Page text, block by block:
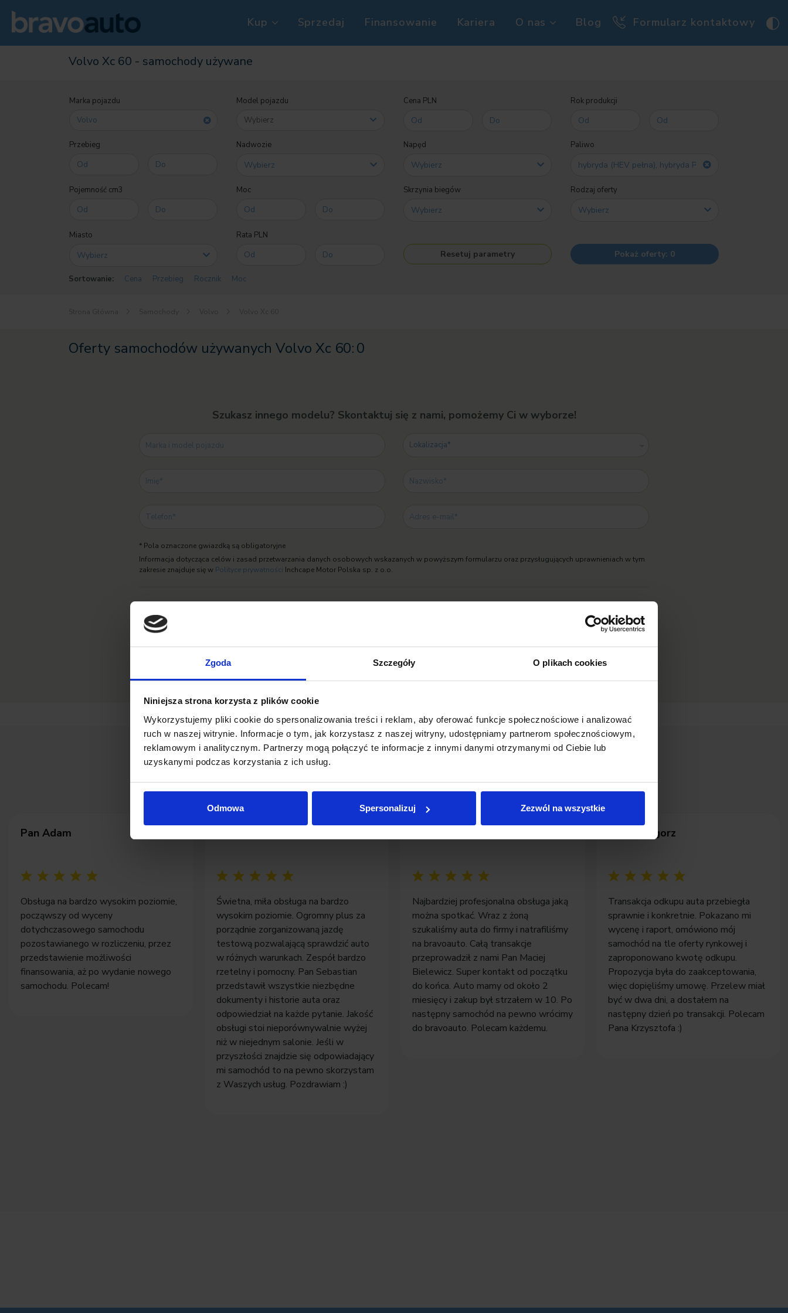
Zgoda Szczegóły O plikach cookies
Niniejsza strona korzysta z plików cookie
Wykorzystujemy pliki cookie do spersonalizowania treści i reklam, aby oferować funkcje społecznościowe i analizować
ruch w naszej witrynie. Informacje o tym, jak korzystasz z naszej witryny, udostępniamy partnerom społecznościowym,
reklamowym i analitycznym. Partnerzy mogą połączyć te informacje z innymi danymi otrzymanymi od Ciebie lub
uzyskanymi podczas korzystania z ich usług.
Odmowa Spersonalizuj Zezwól na wszystkie
Kup Sprzedaj Finansowanie Kariera O nas Blog Formularz kontaktowy
Volvo Xc 60 - samochody używane
Marka pojazdu
Volvo
Model pojazdu Cena PLN Rok produkcji
Przebieg Nadwozie Napęd Paliwo
hybryda (HEV pełna), hybryda Plug-in
Pojemność cm3 Moc Skrzynia biegów Rodzaj oferty
Miasto Rata PLN
Resetuj parametry Pokaż oferty: 0
Sortowanie: Cena Przebieg Rocznik Moc
Oferty samochodów używanych Volvo Xc 60:0
Szukasz innego modelu? Skontaktuj się z nami, pomożemy Ci w wyborze!
* Pola oznaczone gwiazdką są obligatoryjne
Informacja dotycząca celów i zasad przetwarzania danych osobowych wskazanych w powyższym formularzu oraz przysługujących uprawnieniach w tym
zakresie znajduje się w Polityce prywatności Inchcape Motor Polska sp. z o.o.
Zaznacz zgody na komunikację marketingową
Opinie Klientów
Pan Adam
Obsługa na bardzo wysokim poziomie,
począwszy od wyceny
dotychczasowego samochodu
pozostawianego w rozliczeniu, przez
przedstawienie możliwości
finansowania, aż po wydanie nowego
samochodu. Polecam!
Świetna, miła obsługa na bardzo
wysokim poziomie. Ogromny plus za
porządnie zorganizowaną jazdę
testową pozwalającą sprawdzić auto
w różnych warunkach. Zespół bardzo
rzetelny i pomocny. Pan Sebastian
przedstawił wszystkie niezbędne
dokumenty i historie auta oraz
odpowiedział na każde pytanie. Jakość
obsługi stoi nieporównywalnie wyżej
niż w niejednym salonie. Jeśli w
przyszłości znajdzie się odpowiadający
mi samochód to na pewno skorzystam
z Waszych usług. Pozdrawiam :)
Najbardziej profesjonalna obsługa jaką
można spotkać. Wraz z żoną
szukaliśmy auta do firmy i natrafiliśmy
na bravoauto. Całą transakcje
przeprowadził z nami Pan Maciej
Bielewicz. Super kontakt od początku
do końca. Auto mamy od około 2
miesięcy i zakup był strzałem w 10. Po
następny samochód na pewno wrócimy
do bravoauto. Polecam każdemu.
Pan Grzegorz
Transakcja odkupu auta przebiegła
sprawnie i konkretnie. Pokazano mi
wycenę i raport, omówiono mój
samochód na tle oferty rynkowej i
zaproponowano kwotę odkupu.
Propozycja była do zaakceptowania,
więc dopięliśmy umowę. Przelew miał
być w dwa dni, a dostałem na
następny dzień po transakcji. Polecam
Pana Krzysztofa :)